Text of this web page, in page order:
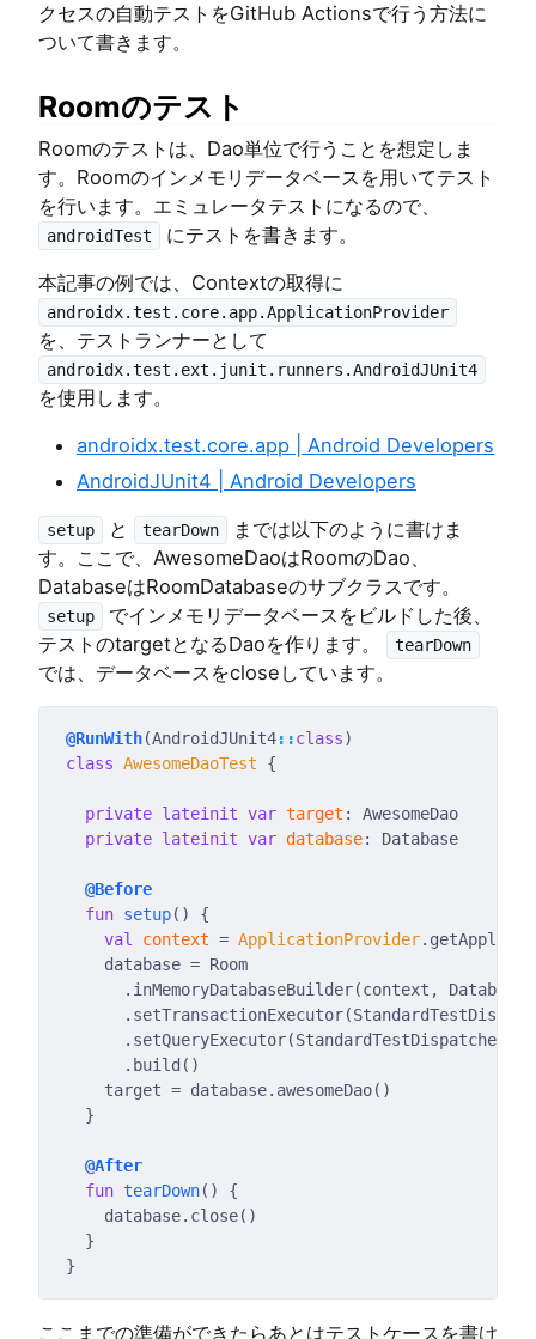
クセスの自動テストをGitHub Actionsで行う方法に
ついて書きます。
Roomのテスト
Roomのテストは、Dao単位で行うことを想定しま
す。Roomのインメモリデータベースを用いてテスト
を行います。エミュレータテストになるので、
androidTest
にテストを書きます。
本記事の例では、Contextの取得に
androidx.test.core.app.ApplicationProvider
を、テストランナーとして
androidx.test.ext.junit.runners.AndroidJUnit4
を使用します。
androidx.test.core.app | Android Developers
AndroidJUnit4 | Android Developers
setup と tearDown
までは以下のように書けま
す。ここで、AwesomeDaoはRoomのDao、
DatabaseはRoomDatabaseのサブクラスです。
setup
でインメモリデータベースをビルドした後、
テストのtargetとなるDaoを作ります。
tearDown
では、データベースをcloseしています。
@RunWith(AndroidJUnit4::class
class AwesomeDaoTest
private lateinit var target
private lateinit var database
@Before
fun setup
val
context = ApplicationProvider
      .inMemoryDatabaseBuilder(context, Database
@After
fun tearDown
ここまでの準備ができたらあとはテストケースを書け